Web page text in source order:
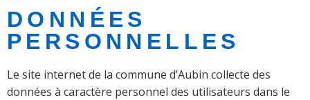
DONNÉES
PERSONNELLES
Le site internet de la commune d’Aubin collecte des
données à caractère personnel des utilisateurs dans le